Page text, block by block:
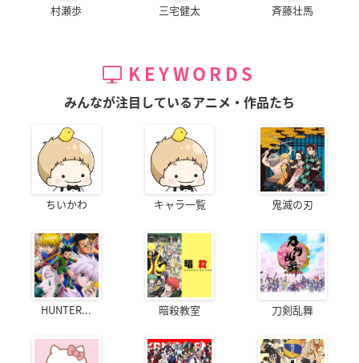
村瀬歩 三宅健太 斉藤壮馬
KEYWORDS
みんなが注目しているアニメ・作品たち
ちいかわ キャラ一覧 鬼滅の刃
HUNTER... 暗殺教室 刀剣乱舞